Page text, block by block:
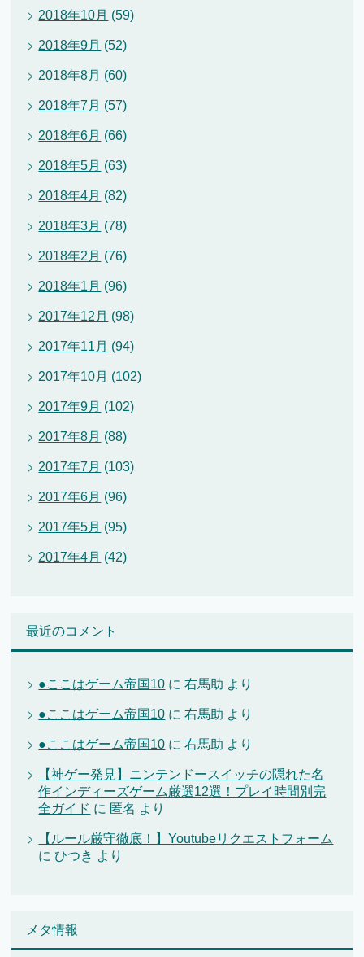
2018年10月 (59)
2018年9月 (52)
2018年8月 (60)
2018年7月 (57)
2018年6月 (66)
2018年5月 (63)
2018年4月 (82)
2018年3月 (78)
2018年2月 (76)
2018年1月 (96)
2017年12月 (98)
2017年11月 (94)
2017年10月 (102)
2017年9月 (102)
2017年8月 (88)
2017年7月 (103)
2017年6月 (96)
2017年5月 (95)
2017年4月 (42)
最近のコメント
●ここはゲーム帝国10 に右馬助 より
●ここはゲーム帝国10 に右馬助 より
●ここはゲーム帝国10 に右馬助 より
【神ゲー発見】ニンテンドースイッチの隠れた名
作インディーズゲーム厳選12選！プレイ時間別完
全ガイド に 匿名 より
【ルール厳守徹底！】Youtubeリクエストフォーム
にひつき より
メタ情報